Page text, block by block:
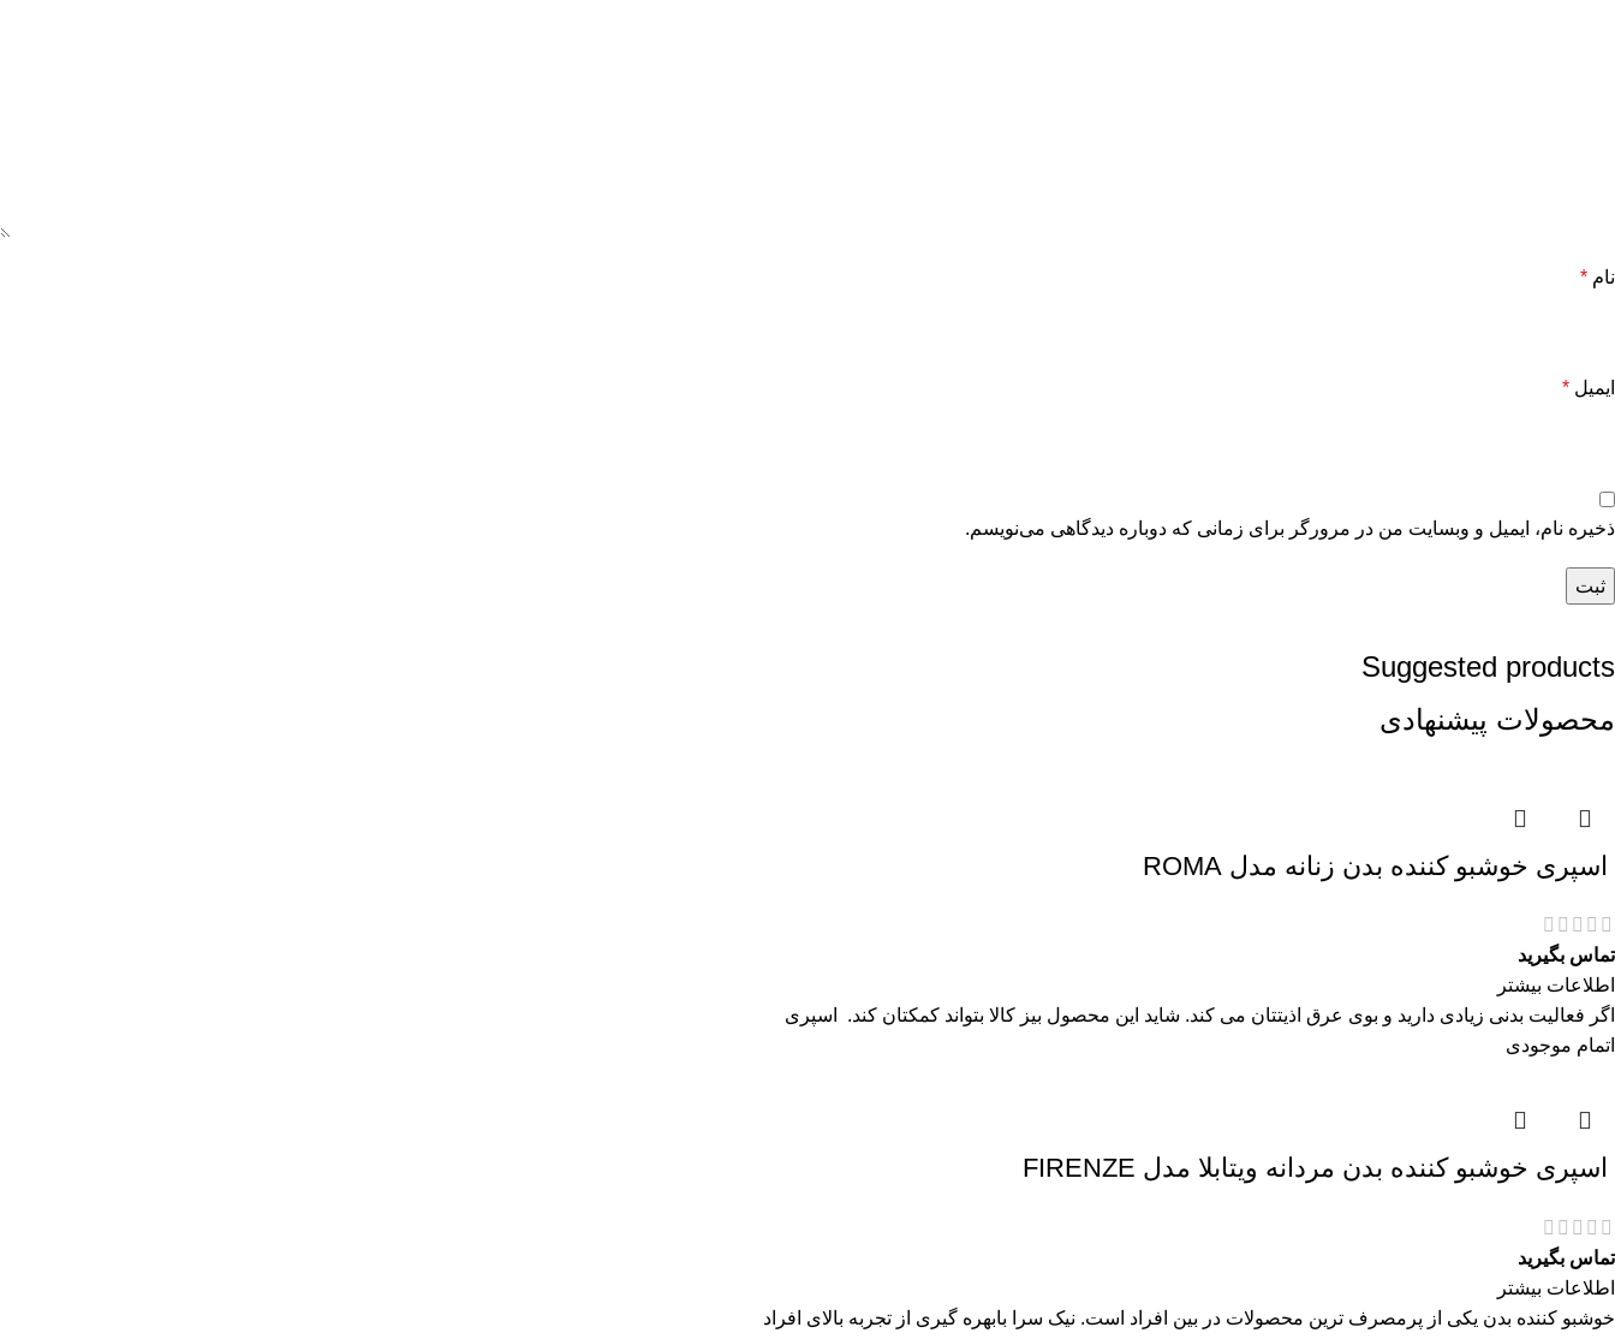
نام *
ایمیل *
ذخیره نام، ایمیل و وبسایت من در مرورگر برای زمانی که دوباره دیدگاهی می‌نویسم.
Suggested products
محصولات پیشنهادی
اسپری خوشبو کننده بدن زنانه مدل ROMA
تماس بگیرید
اطلاعات بیشتر
اگر فعالیت بدنی زیادی دارید و بوی عرق اذیتتان می کند. شاید این محصول بیز کالا بتواند کمکتان کند. اسپری
اتمام موجودی
اسپری خوشبو کننده بدن مردانه ویتابلا مدل FIRENZE
تماس بگیرید
اطلاعات بیشتر
خوشبو کننده بدن یکی از پرمصرف ترین محصولات در بین افراد است. نیک سرا بابهره گیری از تجربه بالای افراد